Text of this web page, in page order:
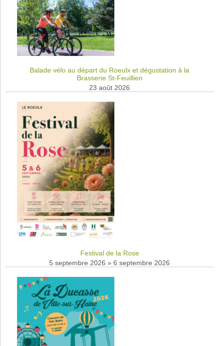
Balade vélo au départ du Roeulx et dégustation à la
Brasserie St-Feuillien
23 août 2026
Festival de la Rose
5 septembre 2026 » 6 septembre 2026